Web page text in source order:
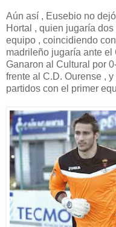
Aún así , Eusebio no
Hortal , quien jugaría
equipo , coincidiendo
madrileño jugaría ante el
Ganaron al Cultural por
frente al C.D. Ourense ,
partidos con el primer